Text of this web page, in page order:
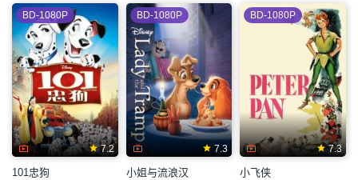
7.2
BD-1080P
101忠狗
7.3
BD-1080P
小姐与流浪汉
7.3
BD-1080P
小飞侠